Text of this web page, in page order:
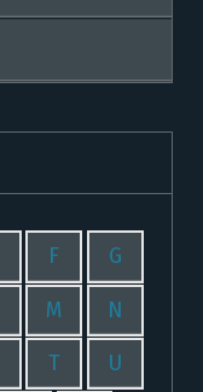
F G
M N
T U